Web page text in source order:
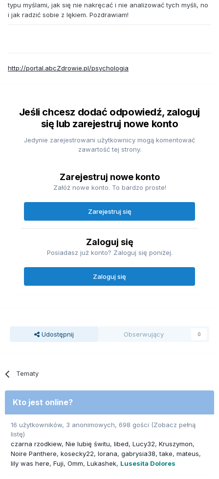
typu myślami, jak się nie nakręcać i nie analizować tych myśli, no
i jak radzić sobie z lękiem. Pozdrawiam!
http://portal.abcZdrowie.pl/psychologia
Jeśli chcesz dodać odpowiedź, zaloguj
się lub zarejestruj nowe konto
Jedynie zarejestrowani użytkownicy mogą komentować
zawartość tej strony.
Zarejestruj nowe konto
Załóż nowe konto. To bardzo proste!
Zarejestruj się
Zaloguj się
Posiadasz już konto? Zaloguj się poniżej.
Zaloguj się
Udostępnij Obserwujący 0
Tematy
Kto jest online?
16 użytkowników, 3 anonimowych, 698 gości (Zobacz pełną
listę)
czarna rzodkiew Nie lubię świtu libed Lucy32 Kruszymon
Noire Panthere kosecky22 lorana gabrysia38 take mateus
lily was here Fuji Omm Lukashek Lusesita Dolores